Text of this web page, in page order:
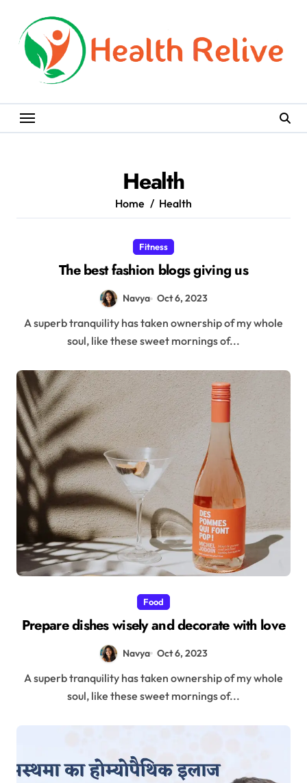
content
Health
Home Health
Fitness
The best fashion blogs giving us
Navya Oct 6, 2023
A superb tranquility has taken ownership of my whole
soul, like these sweet mornings of...
Food
Prepare dishes wisely and decorate with love
Navya Oct 6, 2023
A superb tranquility has taken ownership of my whole
soul, like these sweet mornings of...